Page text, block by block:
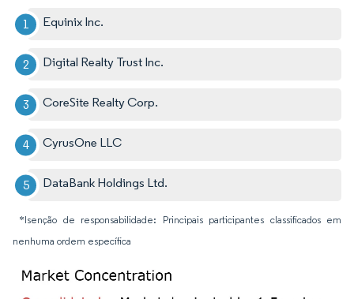
Equinix Inc.
Digital Realty Trust Inc.
CoreSite Realty Corp.
CyrusOne LLC
DataBank Holdings Ltd.
*Isenção de responsabilidade: Principais participantes classificados em
nenhuma ordem específica